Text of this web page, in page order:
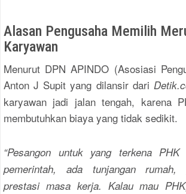
Alasan Pengusaha Memilih
Karyawan
Menurut DPN APINDO (Asosiasi
Anton J Supit yang dilansir dari
karyawan jadi jalan tengah, karena
membutuhkan biaya yang tidak sedikit.
“Pesangon untuk yang terkena PHK
pemerintah, ada tunjangan rumah,
prestasi masa kerja. Kalau mau